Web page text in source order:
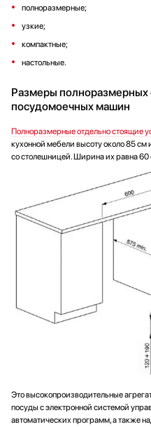
полноразмерные;
узкие;
компактные;
настольные.
Размеры полноразмерных
посудомоечных машин
Полноразмерные отдельно стоящие
кухонной мебели высоту около 85 см
со столешницей. Ширина их равна 60
Это высокопроизводительные
посуды с электронной системой
автоматических программ, а также